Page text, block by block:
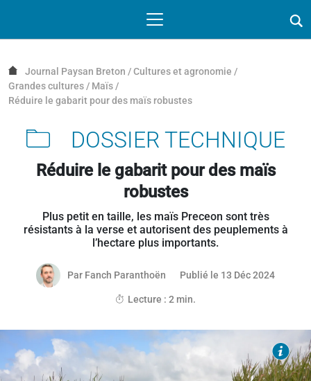
Journal Paysan Breton /Cultures et agronomie /
Grandes cultures / Maïs /
Réduire le gabarit pour des maïs robustes
DOSSIER TECHNIQUE
Réduire le gabarit pour des maïs
robustes
Plus petit en taille, les maïs Preceon sont très
résistants à la verse et autorisent des peuplements à
l’hectare plus importants.
Par Fanch Paranthoën Publié le 13 Déc 202412
Lecture : 2 min.